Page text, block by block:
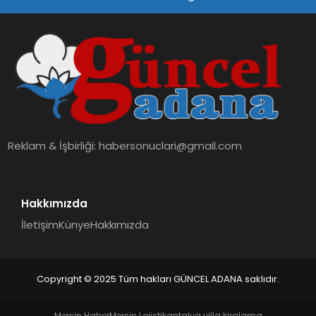
TEKNOLOJI
Reklam & İşbirliği:habersonuclari@gmail.com
Hakkımızda
İletişimKünyeHakkımızda
Copyright © 2025 Tüm hakları GÜNCEL ADANA saklıdır.